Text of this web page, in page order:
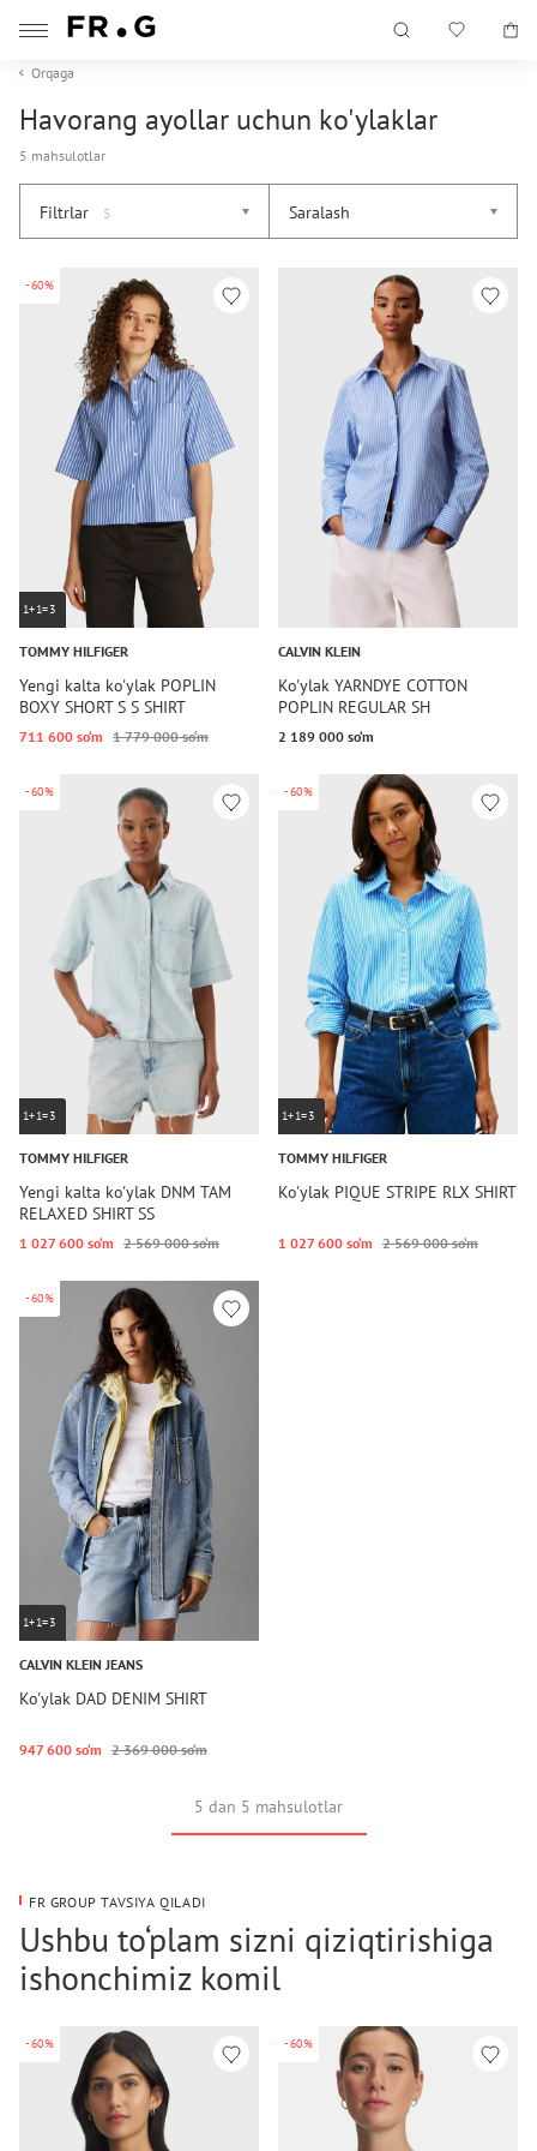
Orqaga
Havorang ayollar uchun ko'ylaklar
5 mahsulotlar
Filtrlar 5 Saralash
-60%
1+1=3
TOMMY HILFIGER
Yengi kalta ko'ylak POPLIN
BOXY SHORT S S SHIRT
711 600 so‘m 1 779 000 so‘m
CALVIN KLEIN
Ko'ylak YARNDYE COTTON
POPLIN REGULAR SH
2 189 000 so‘m
-60%
1+1=3
TOMMY HILFIGER
Yengi kalta ko'ylak DNM TAM
RELAXED SHIRT SS
1 027 600 so‘m 2 569 000 so‘m
-60%
1+1=3
TOMMY HILFIGER
Ko'ylak PIQUE STRIPE RLX SHIRT
1 027 600 so‘m 2 569 000 so‘m
-60%
1+1=3
CALVIN KLEIN JEANS
Ko'ylak DAD DENIM SHIRT
947 600 so‘m 2 369 000 so‘m
5 dan 5 mahsulotlar
FR GROUP TAVSIYA QILADI
Ushbu to‘plam sizni qiziqtirishiga
ishonchimiz komil
-60% -60%